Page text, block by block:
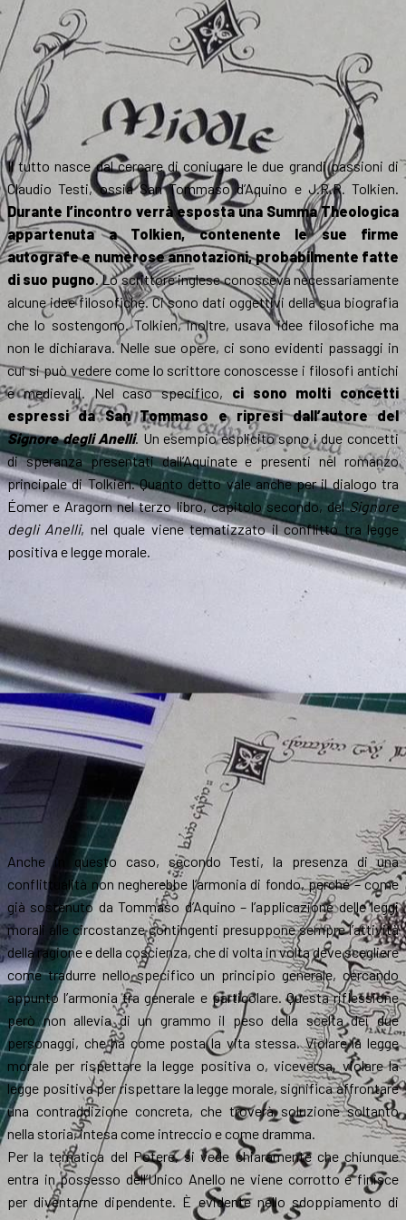
Il tutto nasce dal cercare di coniugare le due grandi passioni di
Claudio Testi, ossia San Tommaso d’Aquino e J.R.R. Tolkien.
Durante l’incontro verrà esposta una Summa Theologica
appartenuta a Tolkien, contenente le sue firme
autografe e numerose annotazioni, probabilmente fatte
di suo pugno. Lo scrittore inglese conosceva necessariamente
alcune idee filosofiche. Ci sono dati oggettivi della sua biografia
che lo sostengono. Tolkien, inoltre, usava idee filosofiche ma
non le dichiarava. Nelle sue opere, ci sono evidenti passaggi in
cui si può vedere come lo scrittore conoscesse i filosofi antichi
e medievali. Nel caso specifico, ci sono molti concetti
espressi da San Tommaso e ripresi dall’autore del
Signore degli Anelli. Un esempio esplicito sono i due concetti
di speranza presentati dall’Aquinate e presenti nel romanzo
principale di Tolkien. Quanto detto vale anche per il dialogo tra
Éomer e Aragorn nel terzo libro, capitolo secondo, delSignore
degli Anelli, nel quale viene tematizzato il conflitto tra legge
positiva e legge morale.
Anche in questo caso, secondo Testi, la presenza di una
conflittualità non negherebbe l’armonia di fondo, perché – come
già sostenuto da Tommaso d’Aquino – l’applicazione delle leggi
morali alle circostanze contingenti presuppone sempre l’attività
della ragione e della coscienza, che di volta in volta deve scegliere
come tradurre nello specifico un principio generale, cercando
appunto l’armonia tra generale e particolare. Questa riflessione
però non allevia di un grammo il peso della scelta dei due
personaggi, che ha come posta la vita stessa. Violare la legge
morale per rispettare la legge positiva o, viceversa, violare la
legge positiva per rispettare la legge morale, significa affrontare
una contraddizione concreta, che troverà soluzione soltanto
nella storia, intesa come intreccio e come dramma.
Per la tematica del Potere, si vede chiaramente che chiunque
entra in possesso dell’Unico Anello ne viene corrotto e finisce
per diventarne dipendente. È evidente nello sdoppiamento di